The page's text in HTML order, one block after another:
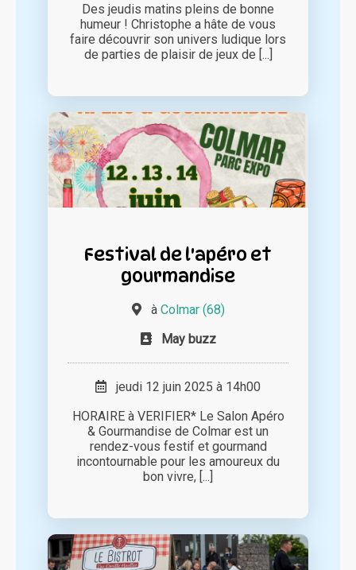
Des jeudis matins pleins de bonne
humeur ! Christophe a hâte de vous
faire découvrir son univers ludique lors
de parties de plaisir de jeux de [...]
Festival de l'apéro et
gourmandise
à Colmar (68)
May buzz
jeudi 12 juin 2025 à 14h00
HORAIRE à VERIFIER* Le Salon Apéro
& Gourmandise de Colmar est un
rendez-vous festif et gourmand
incontournable pour les amoureux du
bon vivre, [...]